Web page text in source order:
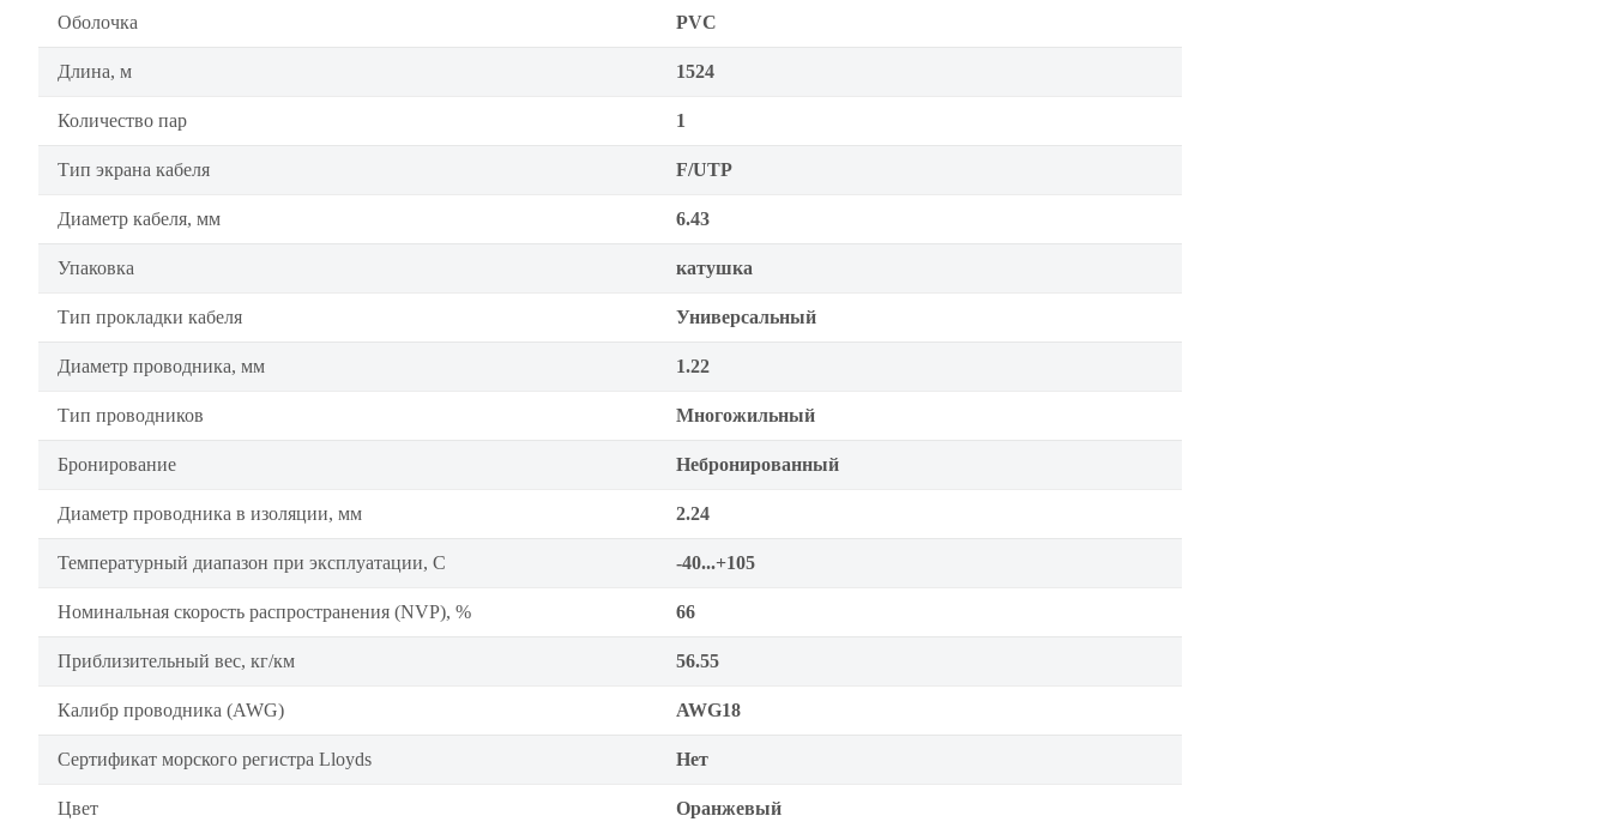
Оболочка PVC
Длина, м 1524
Количество пар 1
Тип экрана кабеля F/UTP
Диаметр кабеля, мм 6.43
Упаковка катушка
Тип прокладки кабеля Универсальный
Диаметр проводника, мм 1.22
Тип проводников Многожильный
Бронирование Небронированный
Диаметр проводника в изоляции, мм 2.24
Температурный диапазон при эксплуатации, C -40...+105
Номинальная скорость распространения (NVP), % 66
Приблизительный вес, кг/км 56.55
Калибр проводника (AWG) AWG18
Сертификат морского регистра Lloyds Нет
Цвет Оранжевый